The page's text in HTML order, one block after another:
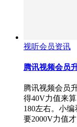
视听会员资讯
腾讯视频会员
腾讯视频会员
得40V力值来
180左右。小
要2000V力值